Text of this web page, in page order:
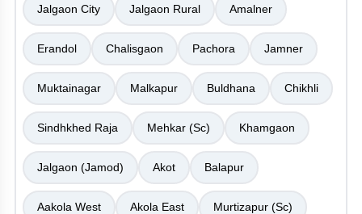
Jalgaon City Jalgaon Rural Amalner
Erandol Chalisgaon Pachora Jamner
Muktainagar Malkapur Buldhana Chikhli
Sindhkhed Raja Mehkar (Sc) Khamgaon
Jalgaon (Jamod) Akot Balapur
Aakola West Akola East Murtizapur (Sc)